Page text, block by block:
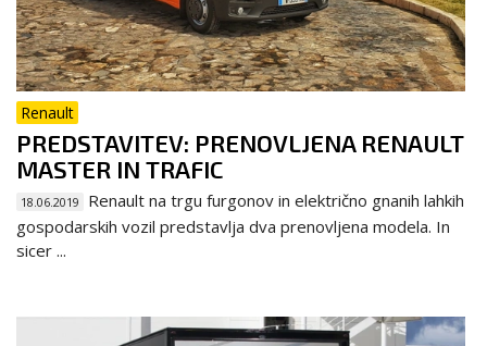
Renault
PREDSTAVITEV: PRENOVLJENA RENAULT
MASTER IN TRAFIC
18.06.2019
Renault na trgu furgonov in električno gnanih lahkih
gospodarskih vozil predstavlja dva prenovljena modela. In
sicer ...